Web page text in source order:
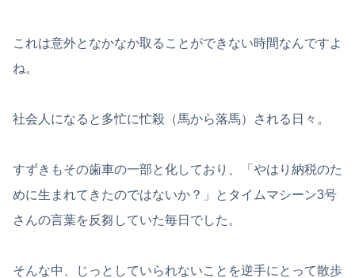
これは意外となかなか取ることができない時間なんですよ
ね。
社会人になると多忙に忙殺（馬から落馬）される日々。
すずきもその歯車の一部と化しており、「やはり納税のた
めに生まれてきたのではないか？」とタイムマシーン3号
さんの言葉を反芻していた毎日でした。
そんな中、じっとしていられないことを逆手にとって散歩